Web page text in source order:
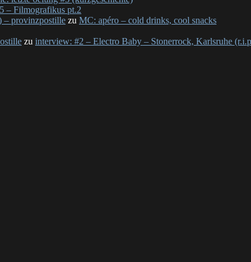
– Filmografikus pt.2
– provinzpostille zu MC: apéro – cold drinks, cool snacks
zu interview: #2 – Electro Baby – Stonerrock, Karlsruhe